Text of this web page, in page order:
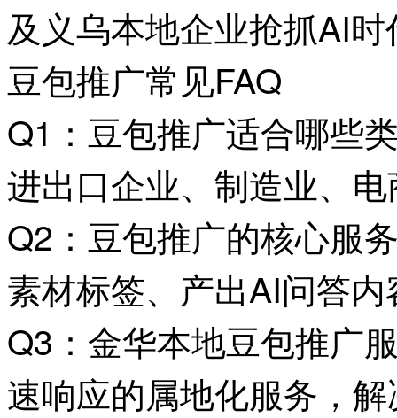
及义乌本地企业抢抓AI
豆包推广常见FAQ
Q1：豆包推广适合哪些
进出口企业、制造业、
Q2：豆包推广的核心服
素材标签、产出AI问答
Q3：金华本地豆包推广
速响应的属地化服务，